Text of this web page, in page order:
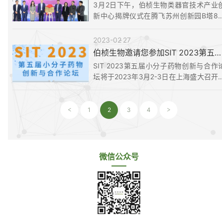
3月2日下午，伯桢生物类器官技术产业
新中心揭牌仪式在腾飞苏州创新园B塔8
27
2023-02
伯桢生物邀请您参加SIT 2023第五届小分子药物创新与合作论坛
SIT 2023第五届小分子药物创新与合作
坛将于2023年3月2-3日在上海盛大召开
在小分子创新药物领域的最新进展。
< 1 2 3 4 >
微信公众号